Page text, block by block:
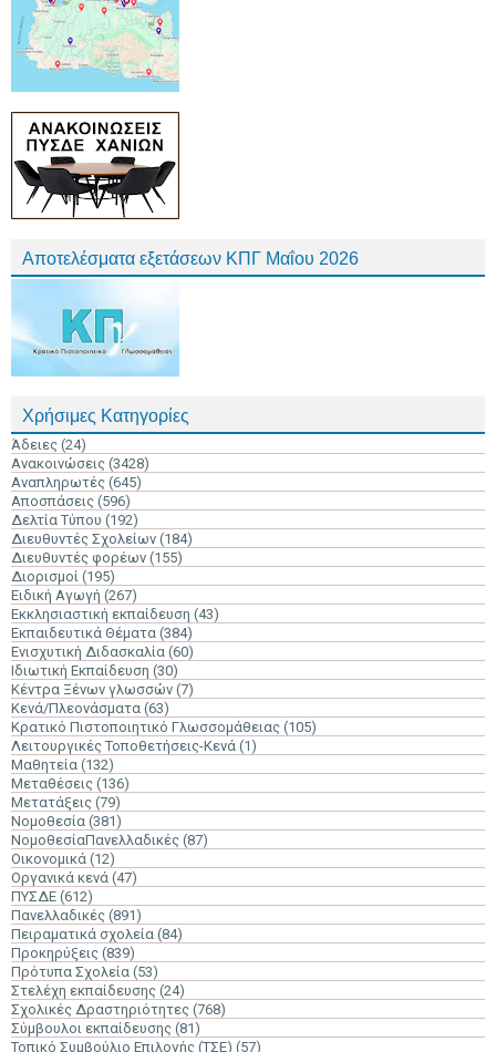
Αποτελέσματα εξετάσεων ΚΠΓ Μαΐου 2026
Χρήσιμες Κατηγορίες
Άδειες (24)
Ανακοινώσεις (3428)
Αναπληρωτές (645)
Αποσπάσεις (596)
Δελτία Τύπου (192)
Διευθυντές Σχολείων (184)
Διευθυντές φορέων (155)
Διορισμοί (195)
Ειδική Αγωγή (267)
Εκκλησιαστική εκπαίδευση (43)
Εκπαιδευτικά Θέματα (384)
Ενισχυτική Διδασκαλία (60)
Ιδιωτική Εκπαίδευση (30)
Κέντρα Ξένων γλωσσών (7)
Κενά/Πλεονάσματα (63)
Κρατικό Πιστοποιητικό Γλωσσομάθειας (105)
Λειτουργικές Τοποθετήσεις-Κενά (1)
Μαθητεία (132)
Μεταθέσεις (136)
Μετατάξεις (79)
Νομοθεσία (381)
ΝομοθεσίαΠανελλαδικές (87)
Οικονομικά (12)
Οργανικά κενά (47)
ΠΥΣΔΕ (612)
Πανελλαδικές (891)
Πειραματικά σχολεία (84)
Προκηρύξεις (839)
Πρότυπα Σχολεία (53)
Στελέχη εκπαίδευσης (24)
Σχολικές Δραστηριότητες (768)
Σύμβουλοι εκπαίδευσης (81)
Τοπικό Συμβούλιο Επιλογής (ΤΣΕ) (57)